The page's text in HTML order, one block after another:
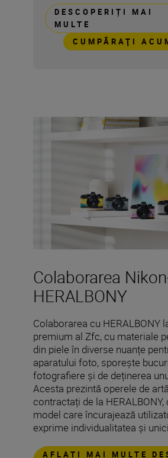
DESCOPERIȚI MAI
MULTE
CUMPĂRAŢI
Colaborarea
HERALBONY
Colaborarea cu HERALBONY
premium al Zfc, cu materiale
din piele în diverse nuanțe
aparatului foto, sporește
fotografiere și de deținerea
Acesta prezintă operele de
contractați de la
model care încurajează
exprime individualitatea și
AFLAȚI MAI MULTE